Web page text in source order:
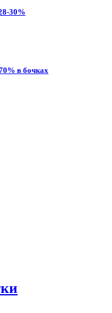
30%
в бочках